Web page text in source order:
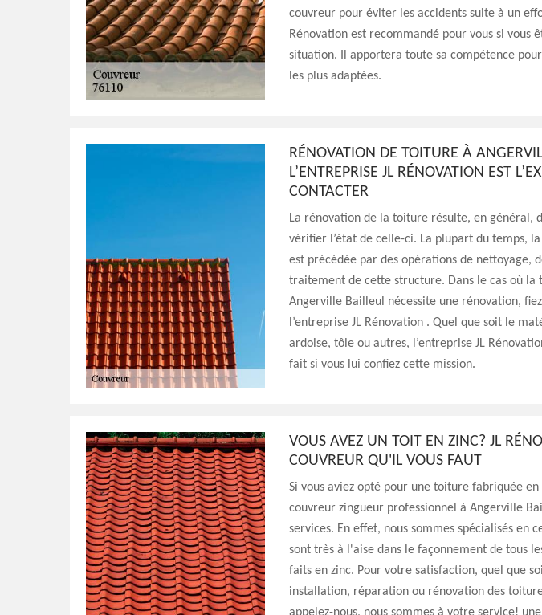
couvreur pour éviter les accidents suite à un
Rénovation est recommandé pour vous si vous
situation. Il apportera toute sa compétence
les plus adaptées.
RÉNOVATION DE TOITURE À
L’ENTREPRISE JL RÉNOVATION EST
CONTACTER
La rénovation de la toiture résulte, en général,
vérifier l’état de celle-ci. La plupart du temps,
est précédée par des opérations de nettoyage,
traitement de cette structure. Dans le cas où
Angerville Bailleul nécessite une rénovation,
l’entreprise JL Rénovation . Quel que soit le
ardoise, tôle ou autres, l’entreprise JL
fait si vous lui confiez cette mission.
VOUS AVEZ UN TOIT EN ZINC? JL
COUVREUR QU'IL VOUS FAUT
Si vous aviez opté pour une toiture fabriquée en
couvreur zingueur professionnel à Angerville
services. En effet, nous sommes spécialisés en
sont très à l'aise dans le façonnement de tous
faits en zinc. Pour votre satisfaction, quel que
installation, réparation ou rénovation des